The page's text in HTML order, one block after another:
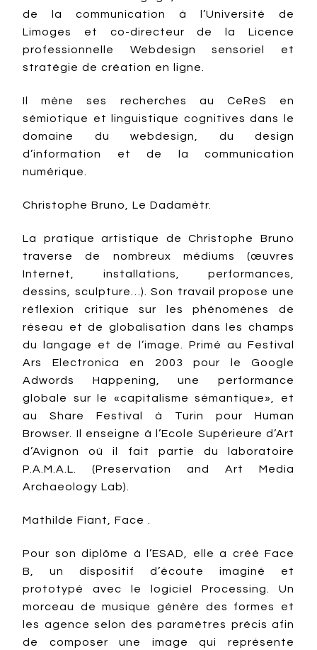
de la communication à l’Université de
Limoges et co-directeur de la Licence
professionnelle Webdesign sensoriel et
stratégie de création en ligne.
Il mène ses recherches au CeReS en
sémiotique et linguistique cognitives dans le
domaine du webdesign, du design
d’information et de la communication
numérique.
Christophe Bruno, Le Dadamètr.
La pratique artistique de Christophe Bruno
traverse de nombreux médiums (œuvres
Internet, installations, performances,
dessins, sculpture…). Son travail propose une
réflexion critique sur les phénomènes de
réseau et de globalisation dans les champs
du langage et de l’image. Primé au Festival
Ars Electronica en 2003 pour le Google
Adwords Happening, une performance
globale sur le «capitalisme sémantique», et
au Share Festival à Turin pour Human
Browser. Il enseigne à l’Ecole Supérieure d’Art
d’Avignon où il fait partie du laboratoire
P.A.M.A.L. (Preservation and Art Media
Archaeology Lab).
Mathilde Fiant, Face .
Pour son diplôme à l’ESAD, elle a créé Face
B, un dispositif d’écoute imaginé et
prototypé avec le logiciel Processing. Un
morceau de musique génère des formes et
les agence selon des paramètres précis afin
de composer une image qui représente